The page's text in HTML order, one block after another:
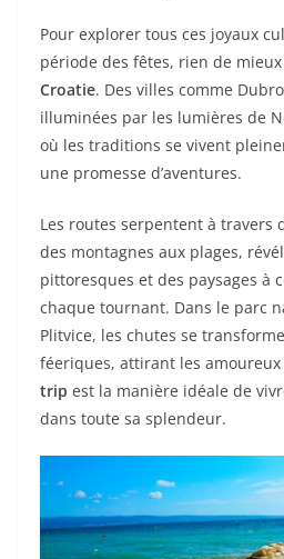
Pour explorer tous ces joyaux
période des fêtes, rien de mieux
Croatie. Des villes comme
illuminées par les lumières de
où les traditions se vivent
une promesse d’aventures.
Les routes serpentent à travers
des montagnes aux plages,
pittoresques et des paysages à
chaque tournant. Dans le parc
Plitvice, les chutes se
féeriques, attirant les
trip est la manière idéale de
dans toute sa splendeur.